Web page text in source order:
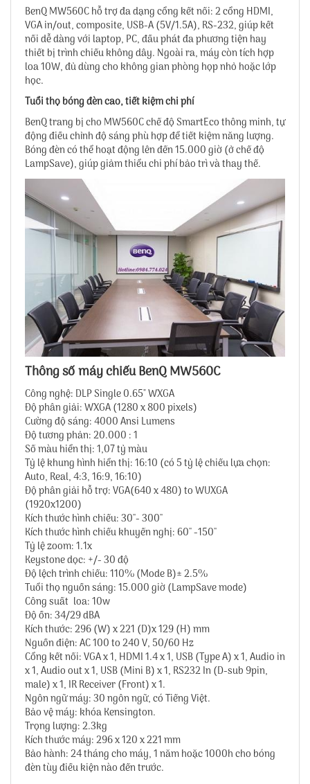
BenQ MW560C hỗ trợ đa dạng cổng kết nối: 2 cổng HDMI,
VGA in/out, composite, USB-A (5V/1.5A), RS-232, giúp kết
nối dễ dàng với laptop, PC, đầu phát đa phương tiện hay
thiết bị trình chiếu không dây. Ngoài ra, máy còn tích hợp
loa 10W, đủ dùng cho không gian phòng họp nhỏ hoặc lớp
học.
Tuổi thọ bóng đèn cao, tiết kiệm chi phí
BenQ trang bị cho MW560C chế độ SmartEco thông minh, tự
động điều chỉnh độ sáng phù hợp để tiết kiệm năng lượng.
Bóng đèn có thể hoạt động lên đến 15.000 giờ (ở chế độ
LampSave), giúp giảm thiểu chi phí bảo trì và thay thế.
Thông số máy chiếu BenQ MW560C
Công nghệ: DLP Single 0.65" WXGA
Độ phân giải: WXGA (1280 x 800 pixels)
Cường độ sáng: 4000 Ansi Lumens
Độ tương phản: 20.000 : 1
Số màu hiển thị: 1,07 tỷ màu
Tỷ lệ khung hình hiển thị: 16:10 (có 5 tỷ lệ chiếu lựa chọn:
Auto, Real, 4:3, 16:9, 16:10)
Độ phân giải hỗ trợ: VGA(640 x 480) to WUXGA
(1920x1200)
Kích thước hình chiếu: 30''- 300''
Kích thước hình chiếu khuyến nghị: 60'' -150''
Tỷ lệ zoom: 1.1x
Keystone dọc: +/- 30 độ
Độ lệch trình chiếu: 110% (Mode B)± 2.5%
Tuổi thọ nguồn sáng: 15.000 giờ (LampSave mode)
Công suất loa: 10w
Độ ồn: 34/29 dBA
Kích thước: 296 (W) x 221 (D)x 129 (H) mm
Nguồn điện: AC 100 to 240 V, 50/60 Hz
Cổng kết nối: VGA x 1, HDMI 1.4 x 1, USB (Type A) x 1, Audio in
x 1, Audio out x 1, USB (Mini B) x 1, RS232 In (D-sub 9pin,
male) x 1, IR Receiver (Front) x 1.
Ngôn ngữ máy: 30 ngôn ngữ, có Tiếng Việt.
Bảo vệ máy: khóa Kensington.
Trọng lượng: 2.3kg
Kích thước máy: 296 x 120 x 221 mm
Bảo hành: 24 tháng cho máy, 1 năm hoặc 1000h cho bóng
đèn tùy điều kiện nào đến trước.